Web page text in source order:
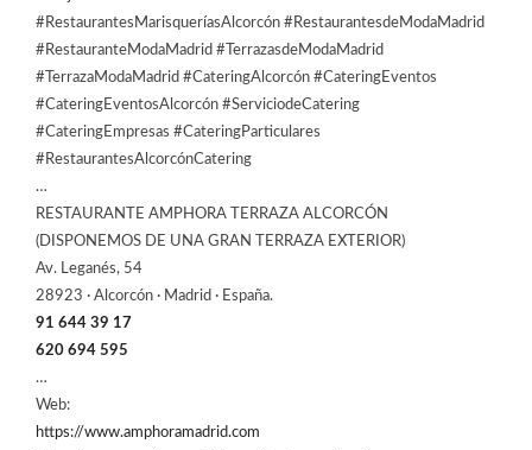
#RestaurantesMarisqueríasAlcorcón #RestaurantesdeModaMadrid
#RestauranteModaMadrid #TerrazasdeModaMadrid
#TerrazaModaMadrid #CateringAlcorcón #CateringEventos
#CateringEventosAlcorcón #ServiciodeCatering
#CateringEmpresas #CateringParticulares
#RestaurantesAlcorcónCatering
…
RESTAURANTE AMPHORA TERRAZA ALCORCÓN
(DISPONEMOS DE UNA GRAN TERRAZA EXTERIOR)
Av. Leganés, 54
28923 · Alcorcón · Madrid · España.
91 644 39 17
620 694 595
…
Web:
https://www.amphoramadrid.com